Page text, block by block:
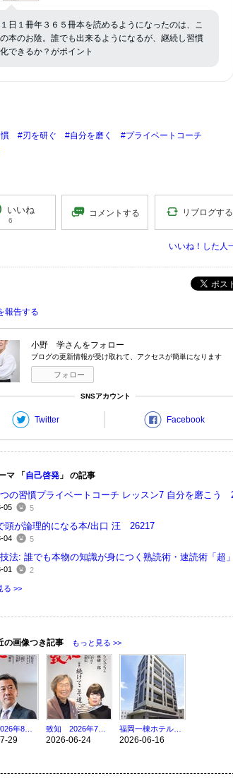
１日１冊年３６５冊本を読めるようになったのは、こ
の本のお陰。誰でも出来るようになるが、継続し習慣
化できるか？がポイント
#刃を研ぐ #自分を磨く
#プライベートコーチ
いいね
6
コメントする リブログする
いいね！した人
ポス
報告する
小野 学さんをフォロー
ブログの更新情報が受け取れて、アクセスが簡単になります
フォロー
SNSアカウント
Twitter Facebook
マ 「 自己啓発 」 の記事
05 5
頭が論理的になる本/出口 汪 26217
04 5
01 2
る >>
の画像つき記事 もっと見る >>
29 2026-06-24 2026-06-16